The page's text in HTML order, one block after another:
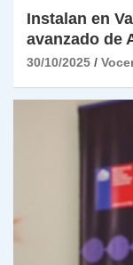
Instalan en
avanzado de
30/10/2025